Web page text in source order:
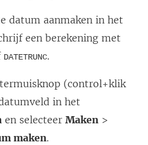
datum aanmaken in het
een berekening met
DATETRUNC.
(control+klik
in het
en selecteer Maken >
maken.